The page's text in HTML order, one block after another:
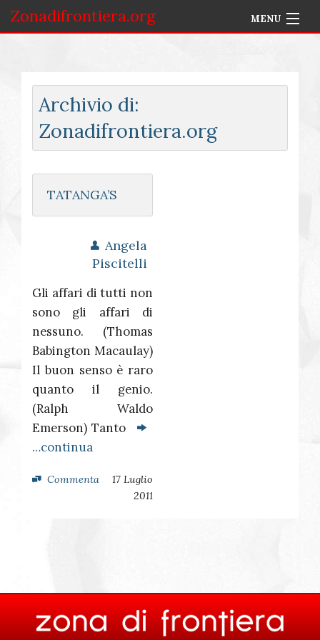
Zonadifrontiera.org MENU
Selezione per Autore
Accedi
Archivio di:
Zonadifrontiera.org
TATANGA’S
Angela
Piscitelli
Gli affari di tutti non
sono gli affari di
nessuno. (Thomas
Babington Macaulay)
Il buon senso è raro
quanto il genio.
(Ralph Waldo
Emerson) Tanto
…continua
Commenta
17 Luglio
2011